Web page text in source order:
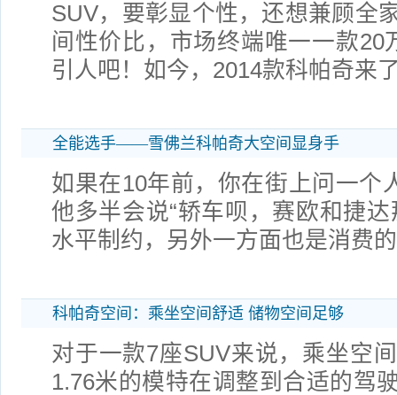
SUV，要彰显个性，还想兼顾全
间性价比，市场终端唯一一款20
引人吧！如今，2014款科帕奇来
全能选手——雪佛兰科帕奇大空间显身手
如果在10年前，你在街上问一个
他多半会说“轿车呗，赛欧和捷
水平制约，另外一方面也是消费
科帕奇空间：乘坐空间舒适 储物空间足够
对于一款7座SUV来说，乘坐空
1.76米的模特在调整到合适的驾